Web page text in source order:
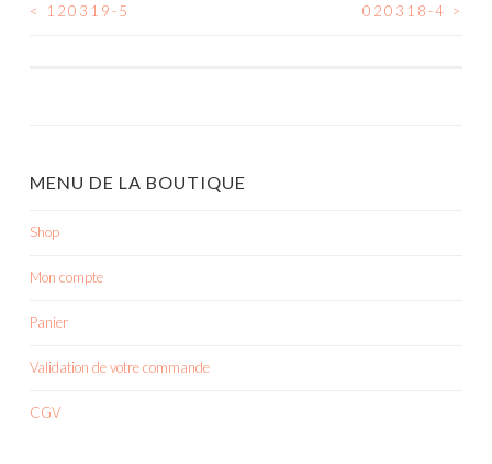
NAVIGATION
< 120319-5 020318-4 >
MENU DE LA BOUTIQUE
Shop
Mon compte
Panier
Validation de votre commande
CGV